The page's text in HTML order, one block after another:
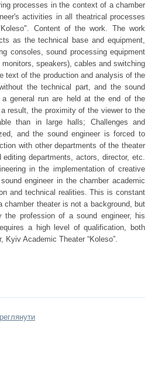
processes in the context of a chamber
activities in all theatrical processes
Content of the work. The work
as the technical base and equipment,
consoles, sound processing equipment
speakers), cables and switching
text of the production and analysis of the
the technical part, and the sound
general run are held at the end of the
result, the proximity of the viewer to the
than in large halls; Challenges and
and the sound engineer is forced to
with other departments of the theater
departments, actors, director, etc.
in the implementation of creative
engineer in the chamber academic
and technical realities. This is constant
theater is not a background, but
profession of a sound engineer, his
a high level of qualification, both
Academic Theater “Koleso”.